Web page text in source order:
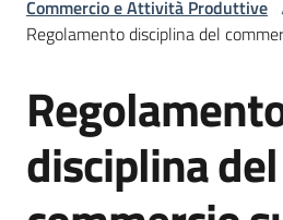
Amministrazione
Menu selezionato
Servizi
Vivere
Galliera
Commercio e Attività Produttive
Regolamento disciplina del
Salta al contenuto
disciplina del